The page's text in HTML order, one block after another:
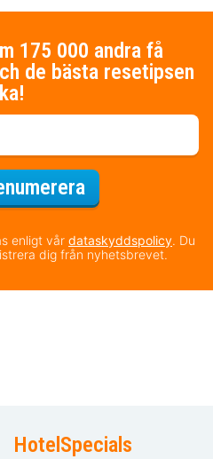
175 000 andra få
de bästa resetipsen
enligt vår dataskyddspolicy. Du
dig från nyhetsbrevet.
HotelSpecials